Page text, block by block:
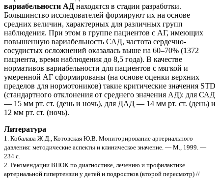
вариабельности АД находятся в стадии разработки.
Большинство исследователей формируют их на основе
средних величин, характерных для различных групп
наблюдения. При этом в группе пациентов с АГ, имеющих
повышенную вариабельность САД, частота сердечно-
сосудистых осложнений оказалась выше на 60–70% (1372
пациента, время наблюдения до 8,5 года). В качестве
нормативов вариабельности для пациентов с мягкой и
умеренной АГ сформированы (на основе оценки верхних
пределов для нормотоников) такие критические значения STD
(стандартного отклонения от среднего значения АД): для САД
— 15 мм рт. ст. (день и ночь), для ДАД — 14 мм рт. ст. (день) и
12 мм рт. ст. (ночь).
Литература
1. Кобалава Ж.Д., Котовская Ю.В. Мониторирование артериального
давления: методические аспекты и клиническое значение. — М., 1999. —
234 с.
2. Рекомендации ВНОК по диагностике, лечению и профилактике
артериальной гипертензии у детей и подростков (второй пересмотр) //